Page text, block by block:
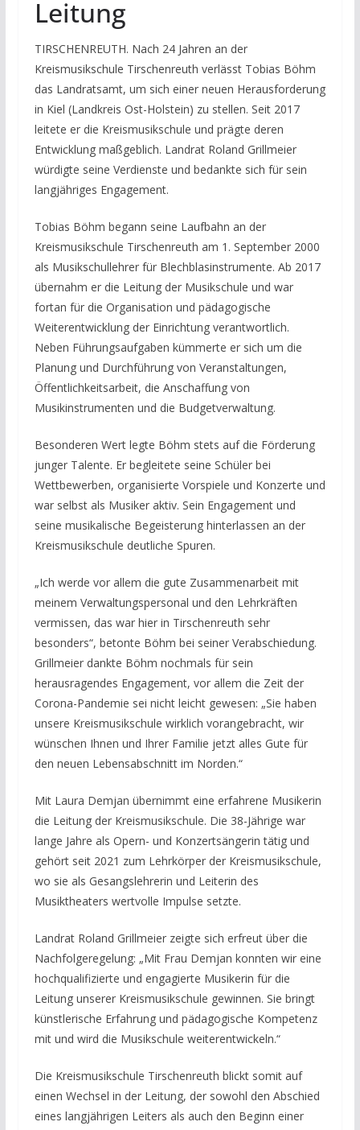
Leitung
TIRSCHENREUTH. Nach 24 Jahren an der
Kreismusikschule Tirschenreuth verlässt Tobias Böhm
das Landratsamt, um sich einer neuen Herausforderung
in Kiel (Landkreis Ost-Holstein) zu stellen. Seit 2017
leitete er die Kreismusikschule und prägte deren
Entwicklung maßgeblich. Landrat Roland Grillmeier
würdigte seine Verdienste und bedankte sich für sein
langjähriges Engagement.
Tobias Böhm begann seine Laufbahn an der
Kreismusikschule Tirschenreuth am 1. September 2000
als Musikschullehrer für Blechblasinstrumente. Ab 2017
übernahm er die Leitung der Musikschule und war
fortan für die Organisation und pädagogische
Weiterentwicklung der Einrichtung verantwortlich.
Neben Führungsaufgaben kümmerte er sich um die
Planung und Durchführung von Veranstaltungen,
Öffentlichkeitsarbeit, die Anschaffung von
Musikinstrumenten und die Budgetverwaltung.
Besonderen Wert legte Böhm stets auf die Förderung
junger Talente. Er begleitete seine Schüler bei
Wettbewerben, organisierte Vorspiele und Konzerte und
war selbst als Musiker aktiv. Sein Engagement und
seine musikalische Begeisterung hinterlassen an der
Kreismusikschule deutliche Spuren.
„Ich werde vor allem die gute Zusammenarbeit mit
meinem Verwaltungspersonal und den Lehrkräften
vermissen, das war hier in Tirschenreuth sehr
besonders“, betonte Böhm bei seiner Verabschiedung.
Grillmeier dankte Böhm nochmals für sein
herausragendes Engagement, vor allem die Zeit der
Corona-Pandemie sei nicht leicht gewesen: „Sie haben
unsere Kreismusikschule wirklich vorangebracht, wir
wünschen Ihnen und Ihrer Familie jetzt alles Gute für
den neuen Lebensabschnitt im Norden.“
Mit Laura Demjan übernimmt eine erfahrene Musikerin
die Leitung der Kreismusikschule. Die 38-Jährige war
lange Jahre als Opern- und Konzertsängerin tätig und
gehört seit 2021 zum Lehrkörper der Kreismusikschule,
wo sie als Gesangslehrerin und Leiterin des
Musiktheaters wertvolle Impulse setzte.
Landrat Roland Grillmeier zeigte sich erfreut über die
Nachfolgeregelung: „Mit Frau Demjan konnten wir eine
hochqualifizierte und engagierte Musikerin für die
Leitung unserer Kreismusikschule gewinnen. Sie bringt
künstlerische Erfahrung und pädagogische Kompetenz
mit und wird die Musikschule weiterentwickeln.“
Die Kreismusikschule Tirschenreuth blickt somit auf
einen Wechsel in der Leitung, der sowohl den Abschied
eines langjährigen Leiters als auch den Beginn einer